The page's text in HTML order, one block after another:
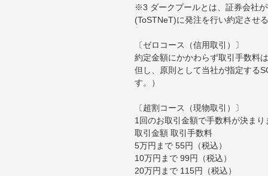
※3 ダークプールとは、証券会社
(ToSTNeT)に発注を行い約定させ
〔ゼロコース（信用取引）〕
約定金額にかかわらず取引手数料
但し、原則として当社が指定する
す。）
〔超割コース（現物取引）〕
1回のお取引金額で手数料が決まり
取引金額 取引手数料
5万円まで 55円（税込）
10万円まで 99円（税込）
20万円まで 115円（税込）